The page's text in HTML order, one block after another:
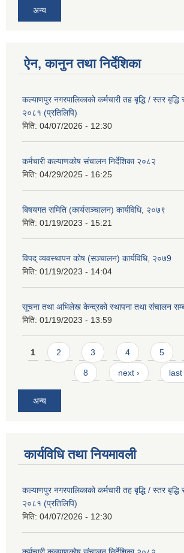
अन्य
ऐन, कानुन तथा निर्देशिका
कल्याणपुर नगरपालिकाको कर्मचारी तह बृद्धि / स्तर बृद्धि
२०८१ (प्रतिलिपि)
मिति: 04/07/2026 - 12:30
कर्मचारी कल्याणकोष संचालन निर्देशिका २०८२
मिति: 04/29/2025 - 16:25
बिषयगत समिति (कार्यसञ्चालन) कार्यविधि, २०७९
मिति: 01/19/2023 - 15:21
विपद् व्यवस्थापन कोष (सञ्चालन) कार्यविधि, २०७9
मिति: 01/19/2023 - 14:04
सूचना तथा अभिलेख केन्द्रको स्थापना तथा संचालन
मिति: 01/19/2023 - 13:59
Pages
1 2 3 4 5
8 next › last
अन्य
कार्यविधि तथा नियमावली
कल्याणपुर नगरपालिकाको कर्मचारी तह बृद्धि / स्तर बृद्धि
२०८१ (प्रतिलिपि)
मिति: 04/07/2026 - 12:30